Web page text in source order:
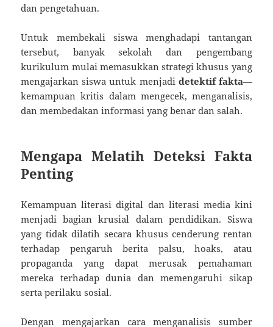
dan pengetahuan.
Untuk membekali siswa menghadapi tantangan
tersebut, banyak sekolah dan pengembang
kurikulum mulai memasukkan strategi khusus yang
mengajarkan siswa untuk menjadi detektif fakta—
kemampuan kritis dalam mengecek, menganalisis,
dan membedakan informasi yang benar dan salah.
Mengapa Melatih Deteksi Fakta
Penting
Kemampuan literasi digital dan literasi media kini
menjadi bagian krusial dalam pendidikan. Siswa
yang tidak dilatih secara khusus cenderung rentan
terhadap pengaruh berita palsu, hoaks, atau
propaganda yang dapat merusak pemahaman
mereka terhadap dunia dan memengaruhi sikap
serta perilaku sosial.
Dengan mengajarkan cara menganalisis sumber